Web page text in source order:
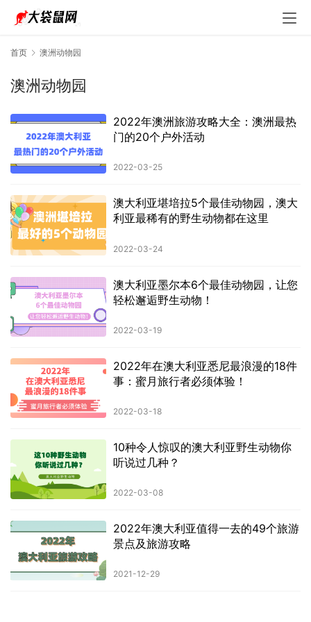
首页 澳洲动物园
澳洲动物园
2022年澳洲旅游攻略大全：澳洲最热
门的20个户外活动
2022-03-25
澳大利亚堪培拉5个最佳动物园，澳大
利亚最稀有的野生动物都在这里
2022-03-24
澳大利亚墨尔本6个最佳动物园，让您
轻松邂逅野生动物！
2022-03-19
2022年在澳大利亚悉尼最浪漫的18件
事：蜜月旅行者必须体验！
2022-03-18
10种令人惊叹的澳大利亚野生动物你
听说过几种？
2022-03-08
2022年澳大利亚值得一去的49个旅游
景点及旅游攻略
2021-12-29